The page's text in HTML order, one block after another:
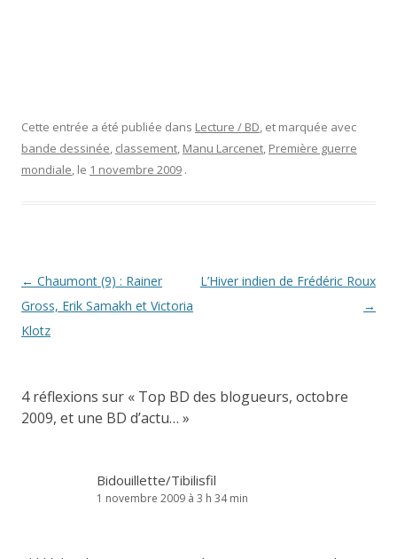
Cette entrée a été publiée dans Lecture / BD, et marquée avec
bande dessinée, classement, Manu Larcenet, Première guerre
mondiale, le 1 novembre 2009 .
Navigation
des
articles
← Chaumont (9) : Rainer
Gross, Erik Samakh et Victoria
Klotz
L’Hiver indien de Frédéric Roux
→
4 réflexions sur « Top BD des blogueurs, octobre
2009, et une BD d’actu… »
Bidouillette/Tibilisfil
1 novembre 2009 à 3 h 34 min